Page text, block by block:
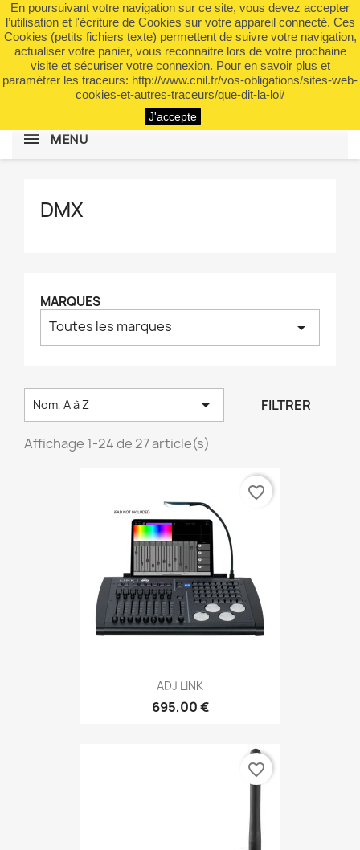
En poursuivant votre navigation sur ce site, vous devez accepter
l’utilisation et l'écriture de Cookies sur votre appareil connecté. Ces
Cookies (petits fichiers texte) permettent de suivre votre navigation,
actualiser votre panier, vous reconnaitre lors de votre prochaine
visite et sécuriser votre connexion. Pour en savoir plus et
paramétrer les traceurs: http://www.cnil.fr/vos-obligations/sites-web-
cookies-et-autres-traceurs/que-dit-la-loi/
J'accepte
 shopping_cart (0)

search
MENU
DMX
MARQUES
Toutes les marques arrow_drop_down
Nom, A à Z  FILTRER
Affichage 1-24 de 27 article(s)
ADJ LINK
695,00 €
favorite_border
favorite_border